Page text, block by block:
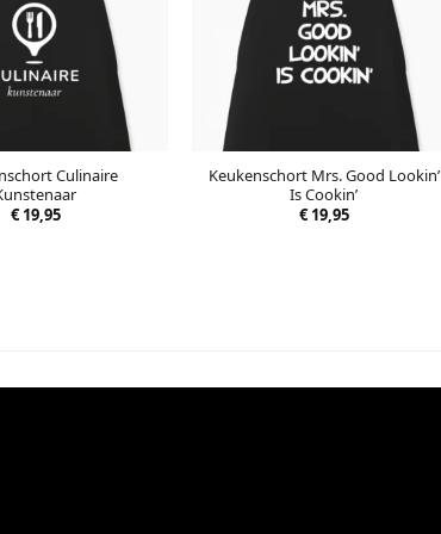
Culinaire
€19,95
Keukenschort Mrs. Good Lookin’
Is Cookin’
€19,95